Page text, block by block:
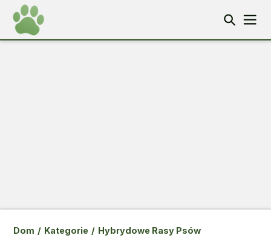
Dom / Kategorie / Hybrydowe Rasy Psów